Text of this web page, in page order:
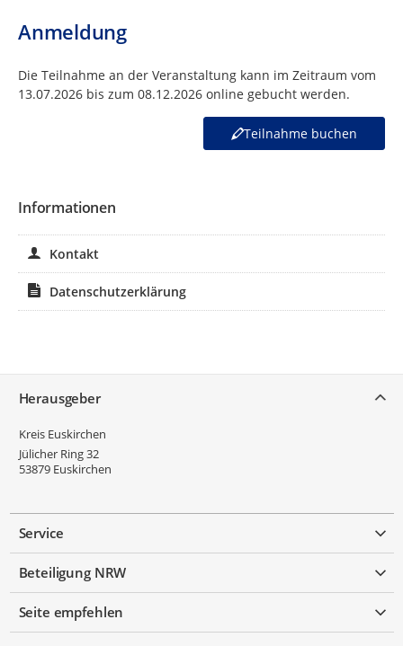
Anmeldung
Die Teilnahme an der Veranstaltung kann im Zeitraum vom
13.07.2026 bis zum 08.12.2026 online gebucht werden.
Teilnahme buchen
Informationen
Kontakt
Datenschutzerklärung
Herausgeber
Kreis Euskirchen
Jülicher Ring 32
53879 Euskirchen
Service
Beteiligung NRW
Seite empfehlen